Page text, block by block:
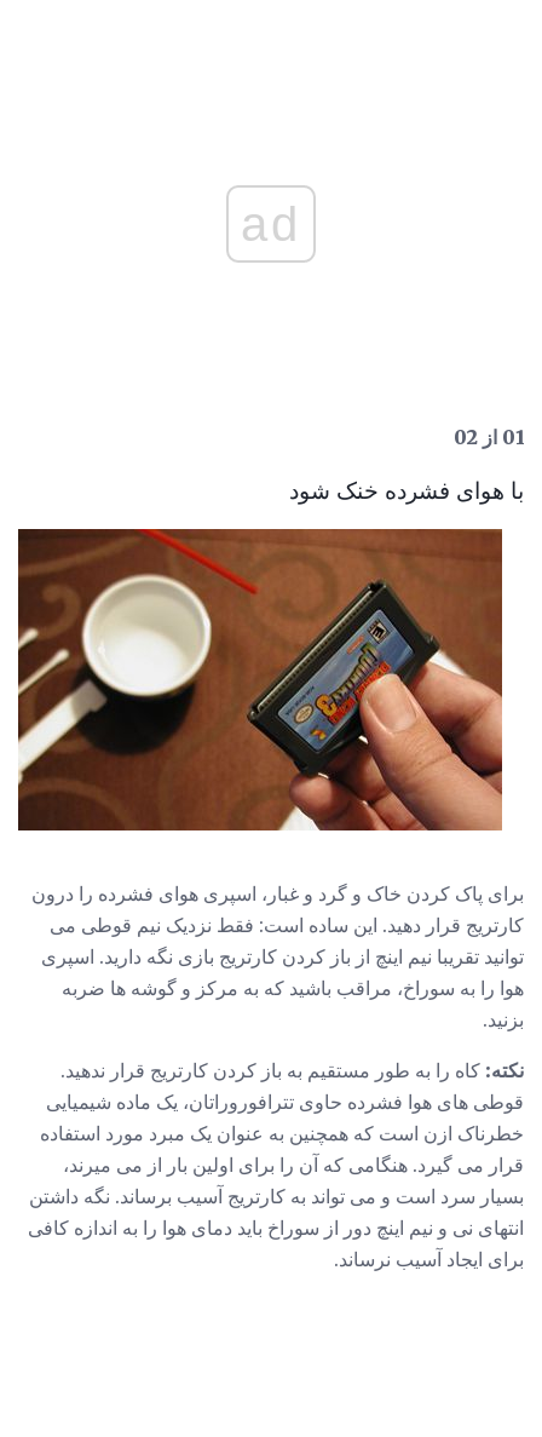
ad
01 از 02
با هوای فشرده خنک شود
برای پاک کردن خاک و گرد و غبار، اسپری هوای فشرده را درون
کارتریج قرار دهید. این ساده است: فقط نزدیک نیم قوطی می
توانید تقریبا نیم اینچ از باز کردن کارتریج بازی نگه دارید. اسپری
هوا را به سوراخ، مراقب باشید که به مرکز و گوشه ها ضربه
بزنید.
نکته: کاه را به طور مستقیم به باز کردن کارتریج قرار ندهید.
قوطی های هوا فشرده حاوی تترافوروراتان، یک ماده شیمیایی
خطرناک ازن است که همچنین به عنوان یک مبرد مورد استفاده
قرار می گیرد. هنگامی که آن را برای اولین بار از می میرند،
بسیار سرد است و می تواند به کارتریج آسیب برساند. نگه داشتن
انتهای نی و نیم اینچ دور از سوراخ باید دمای هوا را به اندازه کافی
برای ایجاد آسیب نرساند.